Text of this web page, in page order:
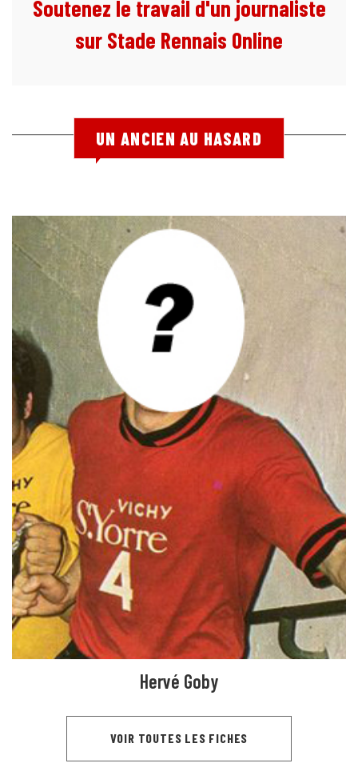
Soutenez le travail d'un journaliste
sur Stade Rennais Online
UN ANCIEN AU HASARD
Hervé Goby
VOIR TOUTES LES FICHES